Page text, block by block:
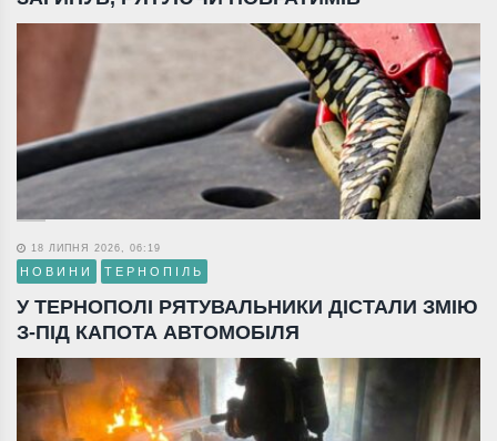
18 ЛИПНЯ 2026, 06:19
НОВИНИ ТЕРНОПІЛЬ
У ТЕРНОПОЛІ РЯТУВАЛЬНИКИ ДІСТАЛИ ЗМІЮ
З-ПІД КАПОТА АВТОМОБІЛЯ